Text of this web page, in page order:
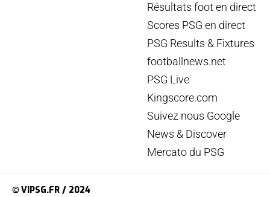
Résultats foot en direct
Scores PSG en direct
PSG Results & Fixtures
footballnews.net
PSG Live
Kingscore.com
Suivez nous Google
News & Discover
Mercato du PSG
© VIPSG.FR / 2024